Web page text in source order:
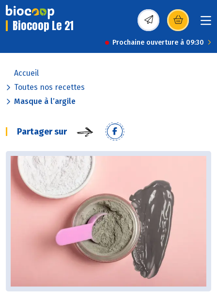
Biocoop Le 21 (s’ouvre dans une
Prochaine ouverture à 09:30
Accueil
Toutes nos recettes
Masque à l’argile
Partager sur